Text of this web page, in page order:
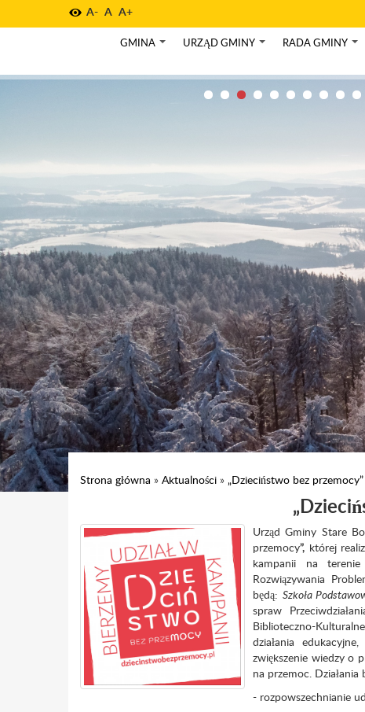
A- A A+
GMINA URZĄD GMINY RADA GMINY
Strona główna » Aktualności » „Dzieciństwo bez przemocy”
Urząd Gminy Stare
przemocy”, której
kampanii na
Rozwiązywania
będą: Szkoła
spraw
Biblioteczno-
działania
zwiększenie wiedzy o
na przemoc.
- rozpowszechnianie